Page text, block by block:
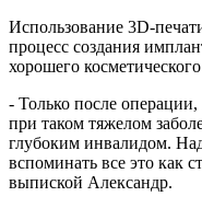
Использование 3D-
процесс создания
хорошего
- Только после
при таком тяжелом
глубоким инвалидом.
вспоминать все это как
выпиской Александр.